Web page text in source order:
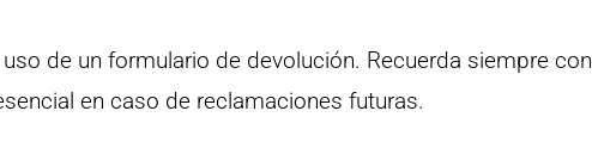
de un formulario de devolución. Recuerda siempre
en caso de reclamaciones futuras.